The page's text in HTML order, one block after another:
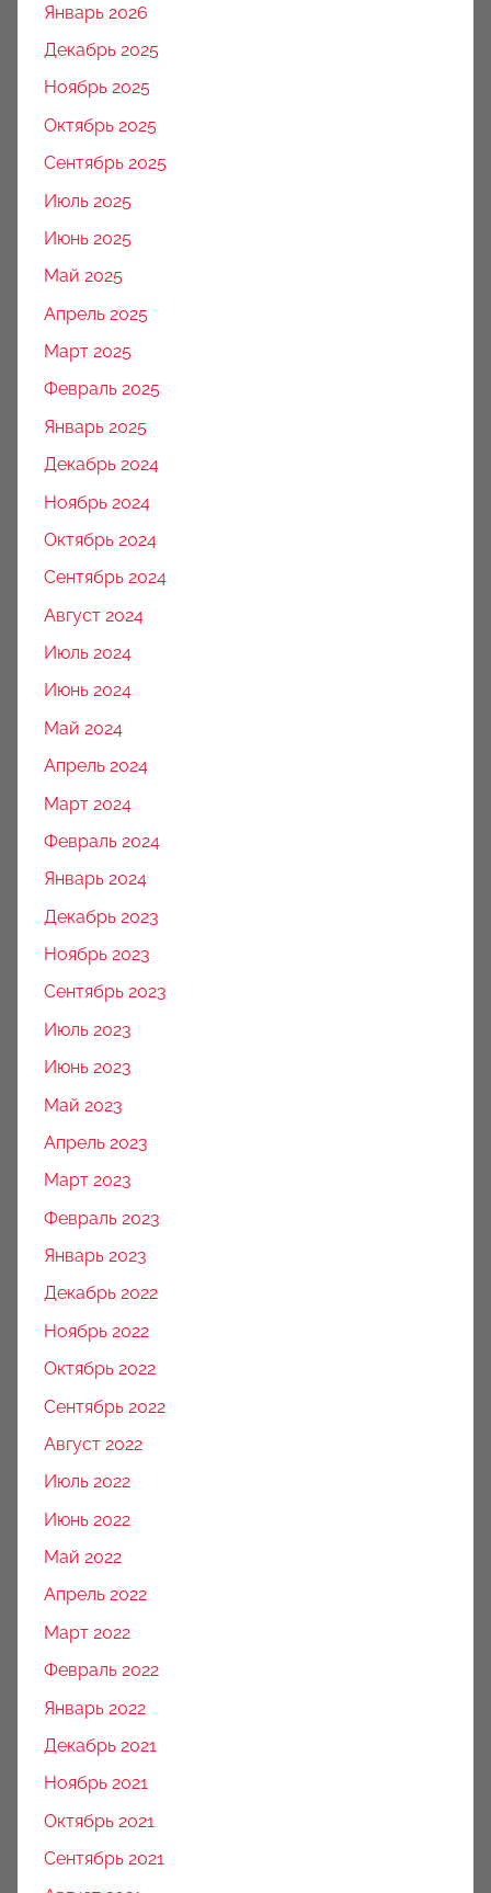
Январь 2026
Декабрь 2025
Ноябрь 2025
Октябрь 2025
Сентябрь 2025
Июль 2025
Июнь 2025
Май 2025
Апрель 2025
Март 2025
Февраль 2025
Январь 2025
Декабрь 2024
Ноябрь 2024
Октябрь 2024
Сентябрь 2024
Август 2024
Июль 2024
Июнь 2024
Май 2024
Апрель 2024
Март 2024
Февраль 2024
Январь 2024
Декабрь 2023
Ноябрь 2023
Сентябрь 2023
Июль 2023
Июнь 2023
Май 2023
Апрель 2023
Март 2023
Февраль 2023
Январь 2023
Декабрь 2022
Ноябрь 2022
Октябрь 2022
Сентябрь 2022
Август 2022
Июль 2022
Июнь 2022
Май 2022
Апрель 2022
Март 2022
Февраль 2022
Январь 2022
Декабрь 2021
Ноябрь 2021
Октябрь 2021
Сентябрь 2021